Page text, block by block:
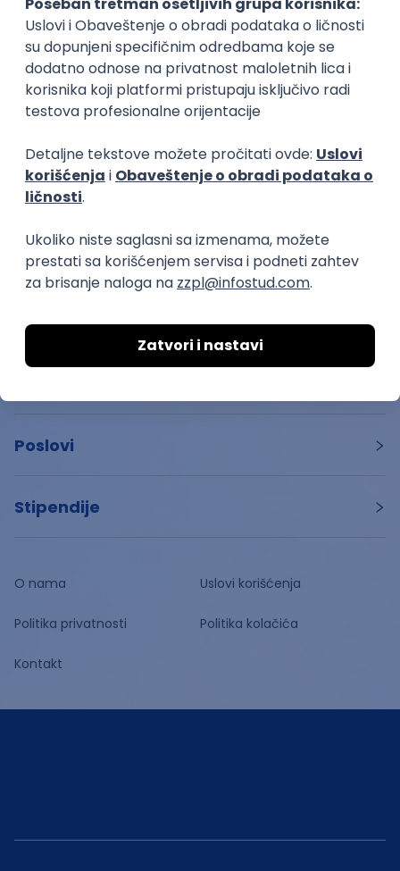
Lazar
kultura i umetnost
11.06.26. Beograd
Poslovi
Stipendije
O nama Uslovi korišćenja
Politika privatnosti Politika kolačića
Kontakt